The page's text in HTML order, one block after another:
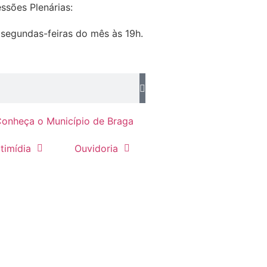
Plenárias:
feiras do mês às 19h.
o Município de Braga
Ouvidoria